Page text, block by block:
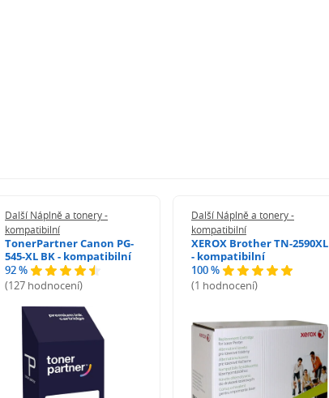
Další Náplně a tonery -
kompatibilní
TonerPartner Canon PG-
545-XL BK - kompatibilní
92 %
(127 hodnocení)
Další Náplně a tonery -
kompatibilní
XEROX Brother TN-2590XL
- kompatibilní
100 %
(1 hodnocení)